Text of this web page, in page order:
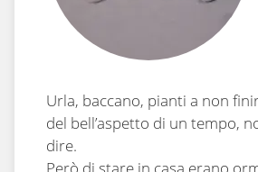
Urla, baccano, pianti a non
del bell’aspetto di un tempo,
dire.